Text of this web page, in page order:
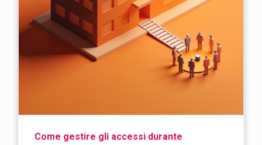
Come gestire gli accessi durante